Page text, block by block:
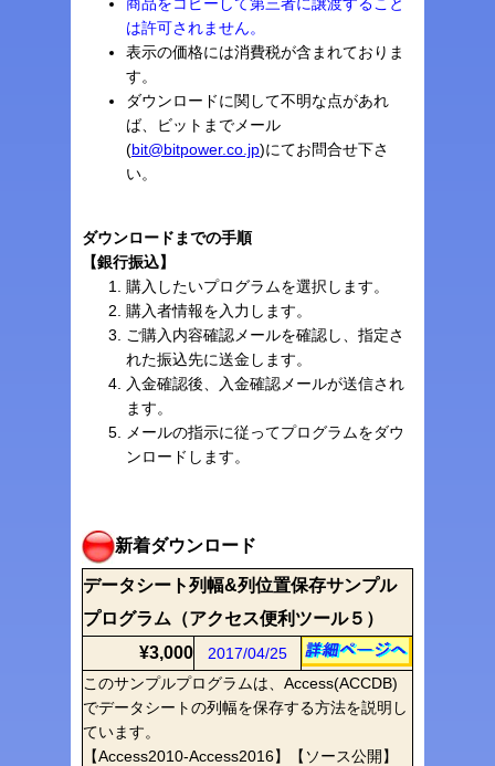
は許可されません。
表示の価格には消費税が含まれておりま
す。
ダウンロードに関して不明な点があれ
ば、ビットまでメール
(bit@bitpower.co.jp)にてお問合せ下さ
い。
ダウンロードまでの手順
【銀行振込】
購入したいプログラムを選択します。
購入者情報を入力します。
ご購入内容確認メールを確認し、指定さ
れた振込先に送金します。
入金確認後、入金確認メールが送信され
ます。
メールの指示に従ってプログラムをダウ
ンロードします。
新着ダウンロード
データシート列幅&列位置保存サンプル
プログラム（アクセス便利ツール５）
¥3,000
2017/04/25
このサンプルプログラムは、Access(ACCDB)
でデータシートの列幅を保存する方法を説明し
ています。
【Access2010-Access2016】【ソース公開】